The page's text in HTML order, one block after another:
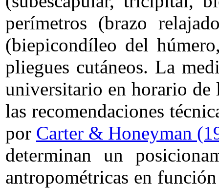
perímetros (brazo
(biepicondíleo del
pliegues cutáneos. La
universitario en horario de
las recomendaciones
por Carter & Honeyman
determinan un
antropométricas en